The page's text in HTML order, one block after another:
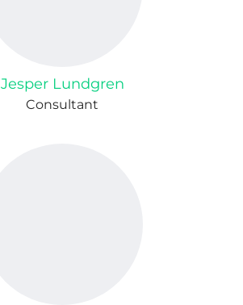
Jesper Lundgren
Consultant